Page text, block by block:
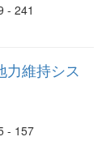
- 241
力維持シス
- 157